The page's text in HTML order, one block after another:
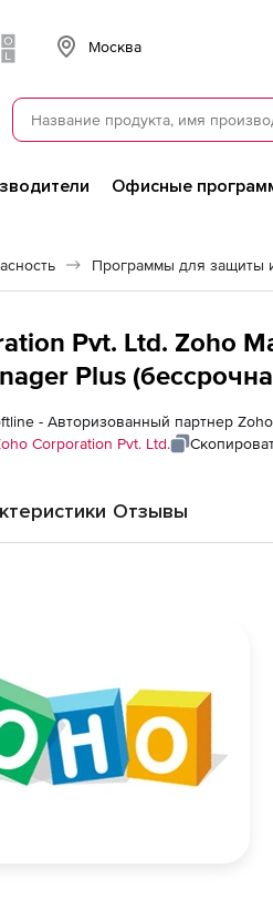
Москва
Офисные
Программы для защиты
Pvt. Ltd. Zoho
Plus
Single
- Авторизованный партнер
Corporation Pvt. Ltd.
Отзывы